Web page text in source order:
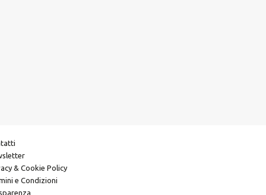
& Cookie Policy
e Condizioni